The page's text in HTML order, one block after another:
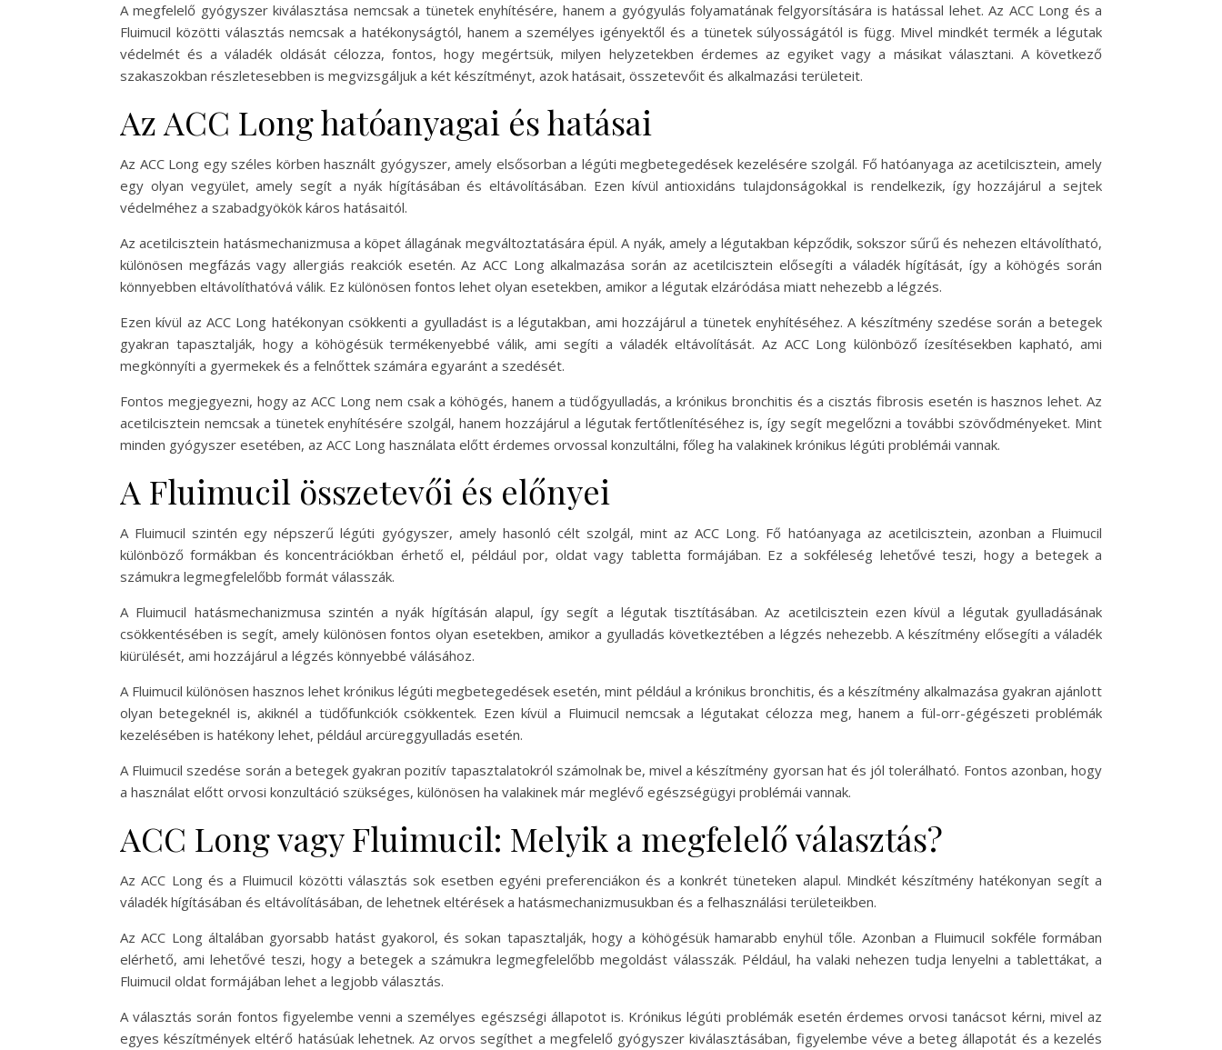
A megfelelő gyógyszer kiválasztása nemcsak a tünetek enyhítésére, hanem a gyógyulás folyamatának felgyorsítására is hatással lehet. Az ACC Long és a
Fluimucil közötti választás nemcsak a hatékonyságtól, hanem a személyes igényektől és a tünetek súlyosságától is függ. Mivel mindkét termék a légutak
védelmét és a váladék oldását célozza, fontos, hogy megértsük, milyen helyzetekben érdemes az egyiket vagy a másikat választani. A következő
szakaszokban részletesebben is megvizsgáljuk a két készítményt, azok hatásait, összetevőit és alkalmazási területeit.
Az ACC Long hatóanyagai és hatásai
Az ACC Long egy széles körben használt gyógyszer, amely elsősorban a légúti megbetegedések kezelésére szolgál. Fő hatóanyaga az acetilcisztein, amely
egy olyan vegyület, amely segít a nyák hígításában és eltávolításában. Ezen kívül antioxidáns tulajdonságokkal is rendelkezik, így hozzájárul a sejtek
védelméhez a szabadgyökök káros hatásaitól.
Az acetilcisztein hatásmechanizmusa a köpet állagának megváltoztatására épül. A nyák, amely a légutakban képződik, sokszor sűrű és nehezen eltávolítható,
különösen megfázás vagy allergiás reakciók esetén. Az ACC Long alkalmazása során az acetilcisztein elősegíti a váladék hígítását, így a köhögés során
könnyebben eltávolíthatóvá válik. Ez különösen fontos lehet olyan esetekben, amikor a légutak elzáródása miatt nehezebb a légzés.
Ezen kívül az ACC Long hatékonyan csökkenti a gyulladást is a légutakban, ami hozzájárul a tünetek enyhítéséhez. A készítmény szedése során a betegek
gyakran tapasztalják, hogy a köhögésük termékenyebbé válik, ami segíti a váladék eltávolítását. Az ACC Long különböző ízesítésekben kapható, ami
megkönnyíti a gyermekek és a felnőttek számára egyaránt a szedését.
Fontos megjegyezni, hogy az ACC Long nem csak a köhögés, hanem a tüdőgyulladás, a krónikus bronchitis és a cisztás fibrosis esetén is hasznos lehet. Az
acetilcisztein nemcsak a tünetek enyhítésére szolgál, hanem hozzájárul a légutak fertőtlenítéséhez is, így segít megelőzni a további szövődményeket. Mint
minden gyógyszer esetében, az ACC Long használata előtt érdemes orvossal konzultálni, főleg ha valakinek krónikus légúti problémái vannak.
A Fluimucil összetevői és előnyei
A Fluimucil szintén egy népszerű légúti gyógyszer, amely hasonló célt szolgál, mint az ACC Long. Fő hatóanyaga az acetilcisztein, azonban a Fluimucil
különböző formákban és koncentrációkban érhető el, például por, oldat vagy tabletta formájában. Ez a sokféleség lehetővé teszi, hogy a betegek a
számukra legmegfelelőbb formát válasszák.
A Fluimucil hatásmechanizmusa szintén a nyák hígításán alapul, így segít a légutak tisztításában. Az acetilcisztein ezen kívül a légutak gyulladásának
csökkentésében is segít, amely különösen fontos olyan esetekben, amikor a gyulladás következtében a légzés nehezebb. A készítmény elősegíti a váladék
kiürülését, ami hozzájárul a légzés könnyebbé válásához.
A Fluimucil különösen hasznos lehet krónikus légúti megbetegedések esetén, mint például a krónikus bronchitis, és a készítmény alkalmazása gyakran ajánlott
olyan betegeknél is, akiknél a tüdőfunkciók csökkentek. Ezen kívül a Fluimucil nemcsak a légutakat célozza meg, hanem a fül-orr-gégészeti problémák
kezelésében is hatékony lehet, például arcüreggyulladás esetén.
A Fluimucil szedése során a betegek gyakran pozitív tapasztalatokról számolnak be, mivel a készítmény gyorsan hat és jól tolerálható. Fontos azonban, hogy
a használat előtt orvosi konzultáció szükséges, különösen ha valakinek már meglévő egészségügyi problémái vannak.
ACC Long vagy Fluimucil: Melyik a megfelelő választás?
Az ACC Long és a Fluimucil közötti választás sok esetben egyéni preferenciákon és a konkrét tüneteken alapul. Mindkét készítmény hatékonyan segít a
váladék hígításában és eltávolításában, de lehetnek eltérések a hatásmechanizmusukban és a felhasználási területeikben.
Az ACC Long általában gyorsabb hatást gyakorol, és sokan tapasztalják, hogy a köhögésük hamarabb enyhül tőle. Azonban a Fluimucil sokféle formában
elérhető, ami lehetővé teszi, hogy a betegek a számukra legmegfelelőbb megoldást válasszák. Például, ha valaki nehezen tudja lenyelni a tablettákat, a
Fluimucil oldat formájában lehet a legjobb választás.
A választás során fontos figyelembe venni a személyes egészségi állapotot is. Krónikus légúti problémák esetén érdemes orvosi tanácsot kérni, mivel az
egyes készítmények eltérő hatásúak lehetnek. Az orvos segíthet a megfelelő gyógyszer kiválasztásában, figyelembe véve a beteg állapotát és a kezelés